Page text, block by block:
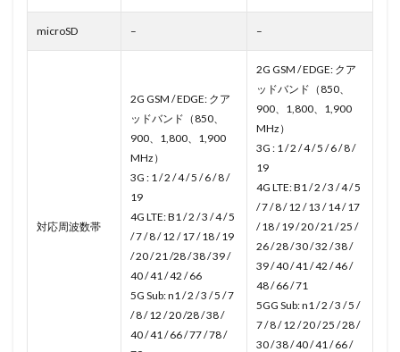
microSD – –
対応周波数帯
2G GSM / EDGE: クア
ッドバンド（850、
900、1,800、1,900
MHz）
3G : 1 / 2 / 4 / 5 / 6 / 8 /
19
4G LTE: B1 / 2 / 3 / 4 / 5
/ 7 / 8 / 12 / 17 / 18 / 19
/ 20 / 21 /28 / 38 / 39 /
40 / 41 / 42 / 66
5G Sub: n1 / 2 / 3 / 5 / 7
/ 8 / 12 / 20 /28 / 38 /
40 / 41 / 66 / 77 / 78 /
2G GSM / EDGE: クア
ッドバンド（850、
900、1,800、1,900
MHz）
3G : 1 / 2 / 4 / 5 / 6 / 8 /
19
4G LTE: B1 / 2 / 3 / 4 / 5
/ 7 / 8 / 12 / 13 / 14 / 17
/ 18 / 19 / 20 / 21 / 25 /
26 / 28 / 30 / 32 / 38 /
39 / 40 / 41 / 42 / 46 /
48 / 66 / 71
5GG Sub: n1 / 2 / 3 / 5 /
7 / 8 / 12 / 20 / 25 / 28 /
30 / 38 / 40 / 41 / 66 /